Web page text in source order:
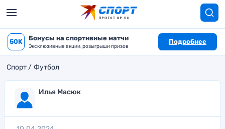
50K Бонусы на спортивные матчи
Эксклюзивные акции, розыгрыши призов
Подробнее
Спорт Футбол
Илья Масюк